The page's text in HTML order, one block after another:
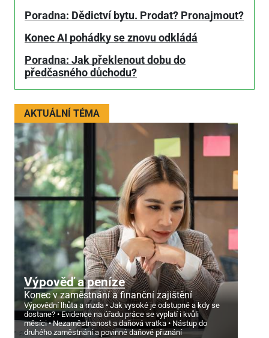
Poradna: Dědictví bytu. Prodat? Pronajmout?
Konec AI pohádky se znovu odkládá
Poradna: Jak překlenout dobu do
předčasného důchodu?
AKTUÁLNÍ TÉMA
Výpověď a peníze
Konec v zaměstnání a finanční zajištění
Výpovědní lhůta a mzda
Jak vysoké je odstupné a kdy se
dostane?
Evidence na úřadu práce se vyplatí i kvůli
měsíci
Nezaměstnanost a daňová vratka
Nástup do
druhého zaměstnání a povinné daňové přiznání